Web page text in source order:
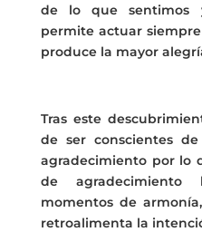
de lo que sentimos
permite actuar
produce la mayor
Tras este
de ser conscientes
agradecimiento por lo
de agradecimiento
momentos de
retroalimenta la